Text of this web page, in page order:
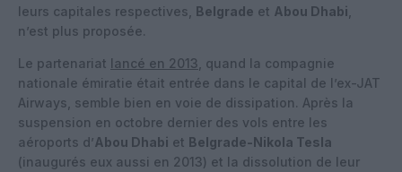
leurs capitales respectives, Belgrade et Abou Dhabi
n’est plus proposée.
Le partenariat lancé en 2013 , quand la compagnie
nationale émiratie était entrée dans le capital de l’ex-JAT
Airways, semble bien en voie de dissipation. Après la
suspension en octobre dernier des vols entre les
aéroports d’Abou Dhabi et Belgrade-Nikola Tesla
(inaugurés eux aussi en 2013) et la dissolution de leur